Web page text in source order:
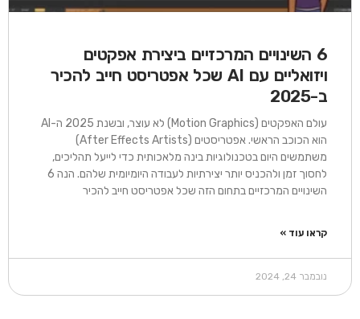
6 השינויים המרכזיים ביצירת אפקטים
ויזואליים עם AI שכל אפטריסט חייב להכיר
ב-2025
עולם האפקטים (Motion Graphics) לא עוצר, ובשנת 2025 ה-AI
הוא הכוכב הראשי. אפטריסטים (After Effects Artists)
משתמשים היום בטכנולוגיות בינה מלאכותית כדי לייעל תהליכים,
לחסוך זמן ולהכניס יותר יצירתיות לעבודה היומיומית שלהם. הנה 6
השינויים המרכזיים בתחום הזה שכל אפטריסט חייב להכיר
קראו עוד »
נובמבר 24, 2024